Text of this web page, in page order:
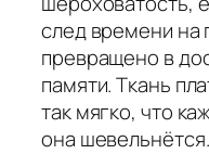
след времени на
превращено в
памяти. Ткань
так мягко, что
она шевельнётся.